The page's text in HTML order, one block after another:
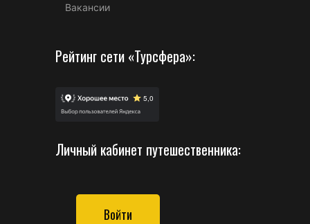
Вакансии
Рейтинг сети «Турсфера»:
Личный кабинет путешественника:
Войти